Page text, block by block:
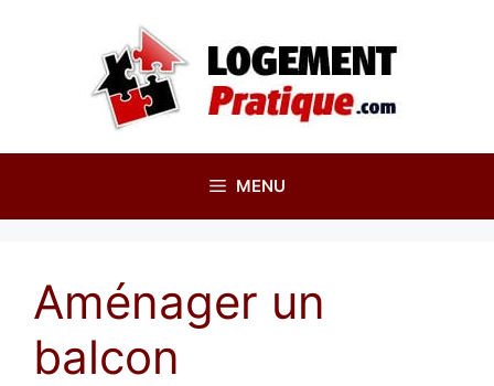
MENU
Aménager un
balcon